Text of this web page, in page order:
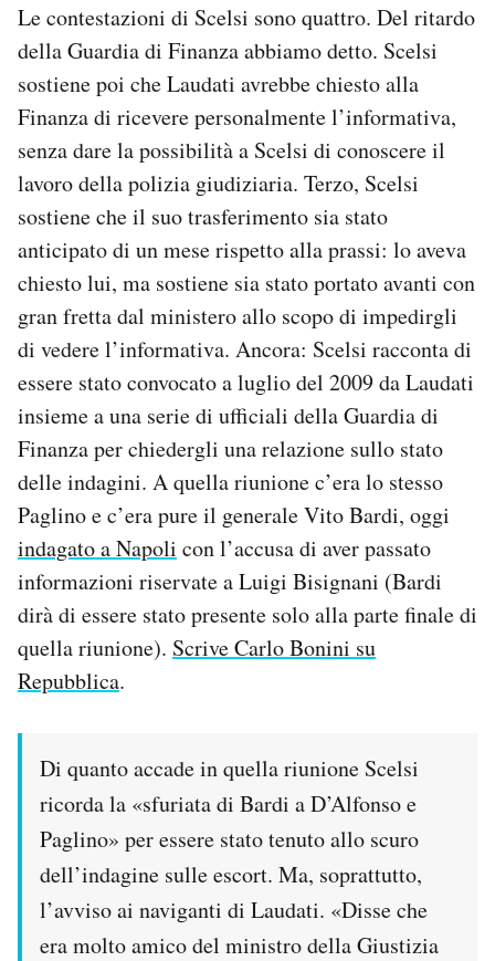
Le contestazioni di Scelsi sono quattro. Del ritardo
della Guardia di Finanza abbiamo detto. Scelsi
sostiene poi che Laudati avrebbe chiesto alla
Finanza di ricevere personalmente l’informativa,
senza dare la possibilità a Scelsi di conoscere il
lavoro della polizia giudiziaria. Terzo, Scelsi
sostiene che il suo trasferimento sia stato
anticipato di un mese rispetto alla prassi: lo aveva
chiesto lui, ma sostiene sia stato portato avanti con
gran fretta dal ministero allo scopo di impedirgli
di vedere l’informativa. Ancora: Scelsi racconta di
essere stato convocato a luglio del 2009 da Laudati
insieme a una serie di ufficiali della Guardia di
Finanza per chiedergli una relazione sullo stato
delle indagini. A quella riunione c’era lo stesso
Paglino e c’era pure il generale Vito Bardi, oggi
indagato a Napoli con l’accusa di aver passato
informazioni riservate a Luigi Bisignani (Bardi
dirà di essere stato presente solo alla parte finale di
quella riunione). Scrive Carlo Bonini su
Repubblica.
Di quanto accade in quella riunione Scelsi
ricorda la «sfuriata di Bardi a D’Alfonso e
Paglino» per essere stato tenuto allo scuro
dell’indagine sulle escort. Ma, soprattutto,
l’avviso ai naviganti di Laudati. «Disse che
era molto amico del ministro della Giustizia